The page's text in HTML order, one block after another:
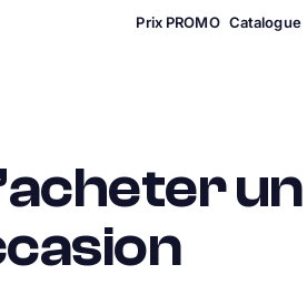
Prix PROMO Catalogue
un